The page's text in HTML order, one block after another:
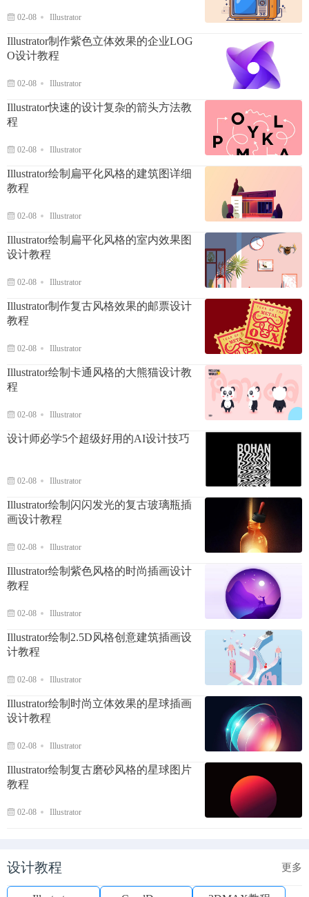
02-08 Illustrator
Illustrator制作紫色立体效果的企业LOG
O设计教程
02-08 Illustrator
Illustrator快速的设计复杂的箭头方法教
程
02-08 Illustrator
Illustrator绘制扁平化风格的建筑图详细
教程
02-08 Illustrator
Illustrator绘制扁平化风格的室内效果图
设计教程
02-08 Illustrator
Illustrator制作复古风格效果的邮票设计
教程
02-08 Illustrator
Illustrator绘制卡通风格的大熊猫设计教
程
02-08 Illustrator
设计师必学5个超级好用的AI设计技巧
02-08 Illustrator
Illustrator绘制闪闪发光的复古玻璃瓶插
画设计教程
02-08 Illustrator
Illustrator绘制紫色风格的时尚插画设计
教程
02-08 Illustrator
Illustrator绘制2.5D风格创意建筑插画设
计教程
02-08 Illustrator
Illustrator绘制时尚立体效果的星球插画
设计教程
02-08 Illustrator
Illustrator绘制复古磨砂风格的星球图片
教程
02-08 Illustrator
设计教程 更多